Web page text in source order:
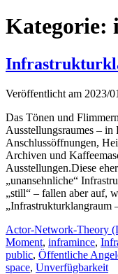
Kategorie:
Veröffentlicht am 2023/
Das Tönen und
Ausstellungsraumes – in
Anschlussöffnungen,
Archiven und
Ausstellungen.Diese
„unansehnliche“
„still“ – fallen aber auf,
„Infrastrukturklangraum
Kategorien
Actor-Network-Theory
Moment, inframince,
public, Öffentliche
space, Unverfügbarkeit